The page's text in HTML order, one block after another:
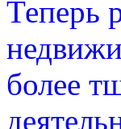
Теперь
более